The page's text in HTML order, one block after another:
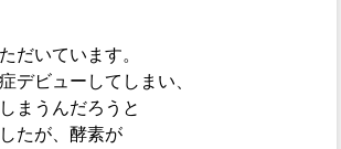
だいています。
デビューしてしまい、
まうんだろうと
たが、酵素が